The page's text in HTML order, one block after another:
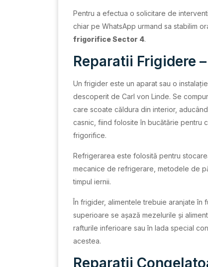
Pentru a efectua o solicitare de
chiar pe WhatsApp urmand sa stabilim
frigorifice Sector 4.
Reparatii Frigidere
Un frigider este un aparat sau o
descoperit de Carl von Linde. Se
care scoate căldura din interior,
casnic, fiind folosite în bucătărie pentru
frigorifice.
Refrigerarea este folosită pentru
mecanice de refrigerare, metodele de
timpul iernii.
În frigider, alimentele trebuie aranjate
superioare se așază mezelurile și
rafturile inferioare sau în lada special
acestea.
Reparatii